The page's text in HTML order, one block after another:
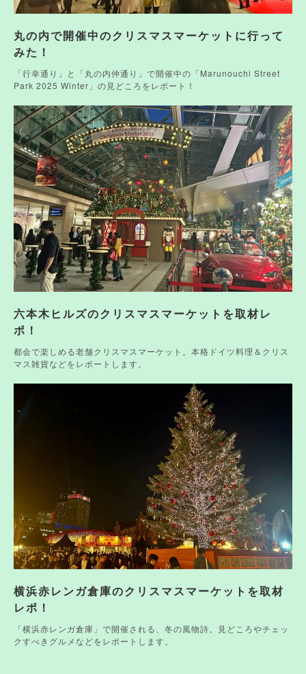
丸の内で開催中のクリスマスマーケットに行って
みた！
「行幸通り」と「丸の内仲通り」で開催中の「Marunouchi Street
Park 2025 Winter」の見どころをレポート！
六本木ヒルズのクリスマスマーケットを取材レ
ポ！
都会で楽しめる老舗クリスマスマーケット。本格ドイツ料理＆クリス
マス雑貨などをレポートします。
横浜赤レンガ倉庫のクリスマスマーケットを取材
レポ！
「横浜赤レンガ倉庫」で開催される、冬の風物詩。見どころやチェッ
クすべきグルメなどをレポートします。